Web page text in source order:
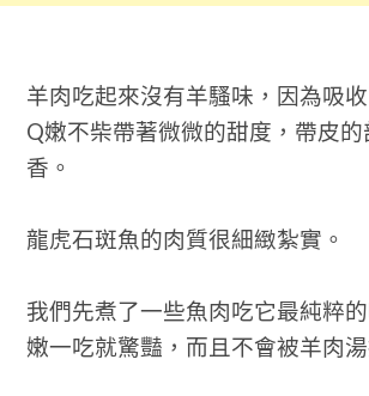
羊肉吃起來沒有羊騷味，因為吸
Q嫩不柴帶著微微的甜度，帶皮
香。
龍虎石斑魚的肉質很細緻紮實。
我們先煮了一些魚肉吃它最純粹
嫩一吃就驚豔，而且不會被羊肉湯